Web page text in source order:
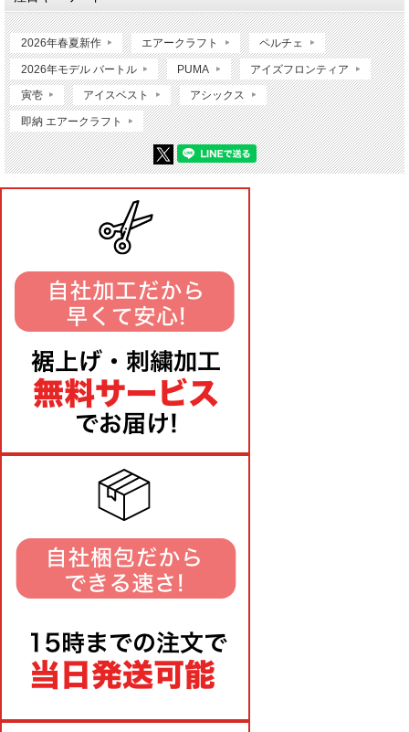
2026年春夏新作 エアークラフト ペルチェ
2026年モデル バートル PUMA アイズフロンティア
寅壱 アイスベスト アシックス
即納 エアークラフト